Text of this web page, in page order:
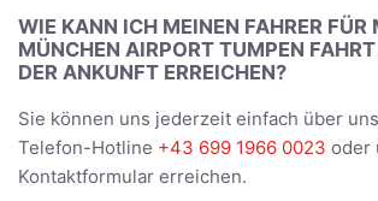
WIE KANN ICH MEINEN FAHRER FÜR
MÜNCHEN AIRPORT TUMPEN
DER ANKUNFT ERREICHEN?
Sie können uns jederzeit einfach über
Telefon-Hotline +43 699 1966 0023 oder
Kontaktformular erreichen.